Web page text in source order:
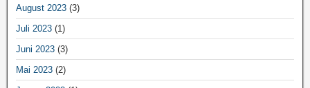
August 2023 (3)
Juli 2023 (1)
Juni 2023 (3)
Mai 2023 (2)